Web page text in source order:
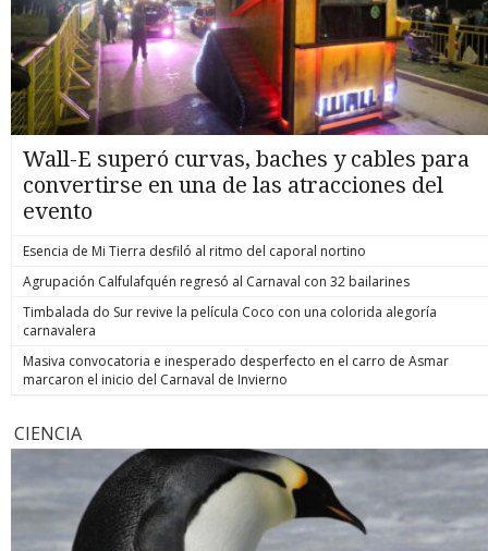
Wall-E superó curvas, baches y cables para
convertirse en una de las atracciones del
evento
Esencia de Mi Tierra desfiló al ritmo del caporal nortino
Agrupación Calfulafquén regresó al Carnaval con 32 bailarines
Timbalada do Sur revive la película Coco con una colorida alegoría
carnavalera
Masiva convocatoria e inesperado desperfecto en el carro de Asmar
marcaron el inicio del Carnaval de Invierno
CIENCIA